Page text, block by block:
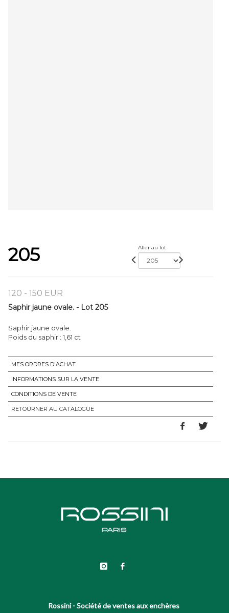
205 Aller au lot
120 - 150 EUR
Saphir jaune ovale. - Lot 205
Saphir jaune ovale.
Poids du saphir : 1,61 ct
MES ORDRES D'ACHAT
INFORMATIONS SUR LA VENTE
CONDITIONS DE VENTE
RETOURNER AU CATALOGUE
Rossini - Société de ventes aux enchères